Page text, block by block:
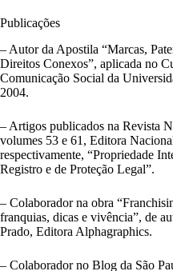
Publicações
– Autor da Apostila “Marcas,
Direitos Conexos”, aplicada no
Comunicação Social da
2004.
– Artigos publicados na Revista
volumes 53 e 61, Editora
respectivamente, “Propriedade
Registro e de Proteção Legal”.
– Colaborador na obra
franquias, dicas e vivência”, de
Prado, Editora Alphagraphics.
– Colaborador no Blog da São